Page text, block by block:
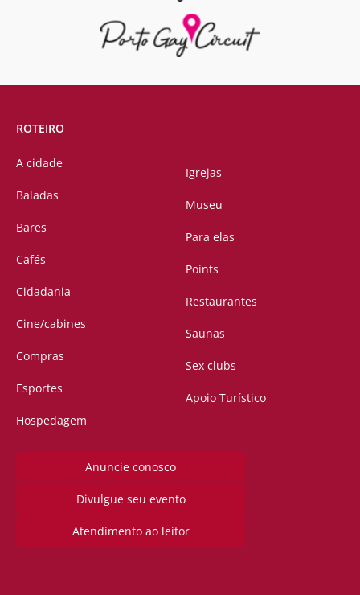
ROTEIRO
A cidade
Baladas
Bares
Cafés
Cidadania
Cine/cabines
Compras
Esportes
Hospedagem
Igrejas
Museu
Para elas
Points
Restaurantes
Saunas
Sex clubs
Apoio Turístico
Anuncie conosco
Divulgue seu evento
Atendimento ao leitor